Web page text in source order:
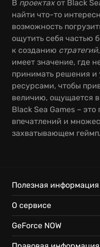
В проектахот Black
найти что-то
возможность
ощутить себя частью
к созданию стратегий
имеет значение, где
принимать решения и
ресурсами, чтобы
величию, ощущается
Black Sea Games –
впечатлений и
захватывающем
Полезная информация
О сервисе
GeForce NOW